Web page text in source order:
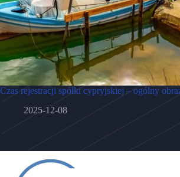
Czas rejestracji spółki cypryjskiej – ogólny
2025-12-08